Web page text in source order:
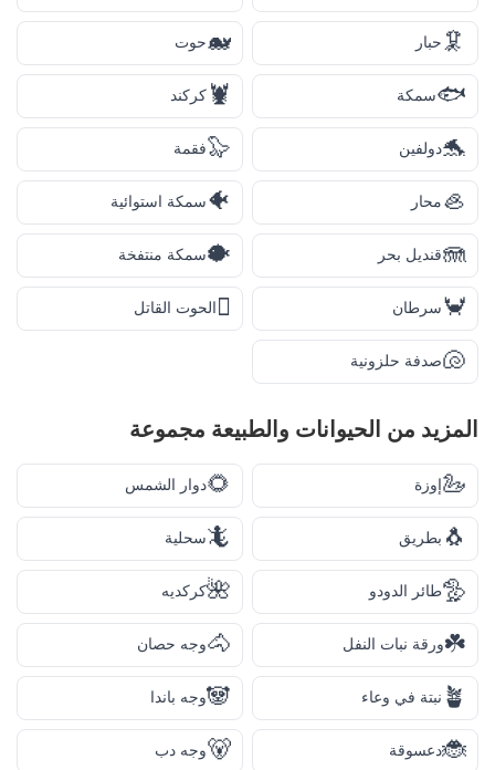
🦑حبار 🐋حوت
🐟سمكة 🦞 كركند
🐬دولفين 🦭فقمة
🦪محار 🐠سمكة استوائية
🪼قنديل بحر 🐡سمكة منتفخة
🦀سرطان 🫍الحوت القاتل
🐚صدفة حلزونية
المزيد من الحيوانات والطبيعة مجموعة
🦢إوزة 🌻دوار الشمس
🐧 بطريق 🦎سحلية
🦤طائر الدودو 🌺كركديه
☘️ورقة نبات النفل 🐴وجه حصان
🪴 نبتة في وعاء 🐼وجه باندا
🐞دعسوقة 🐻وجه دب